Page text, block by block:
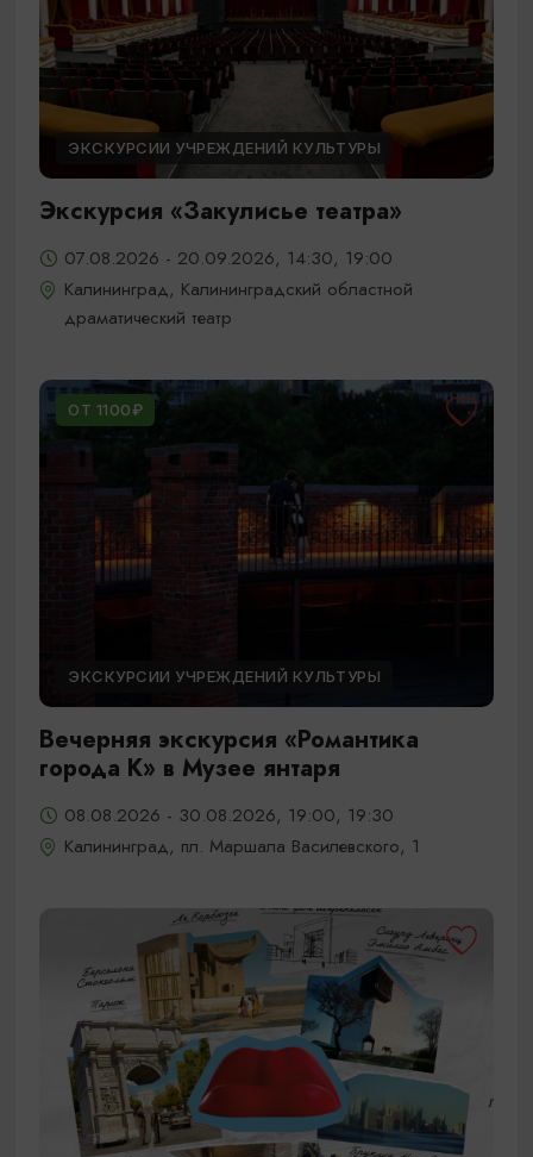
ЭКСКУРСИИ УЧРЕЖДЕНИЙ КУЛЬТУРЫ
Экскурсия «Закулисье театра»
07.08.2026 - 20.09.2026, 14:30, 19:00
Калининград, Калининградский областной
драматический театр
ОТ 1100₽
ЭКСКУРСИИ УЧРЕЖДЕНИЙ КУЛЬТУРЫ
Вечерняя экскурсия «Романтика
города К» в Музее янтаря
08.08.2026 - 30.08.2026, 19:00, 19:30
Калининград, пл. Маршала Василевского, 1